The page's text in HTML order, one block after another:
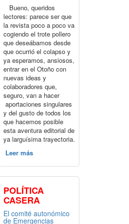
Bueno, queridos
lectores: parece ser que
la revista poco a poco va
cogiendo el trote pollero
que deseábamos desde
que ocurrió el colapso y
ya esperamos, ansiosos,
entrar en el Otoño con
nuevas ideas y
colaboradores que,
seguro, van a hacer
aportaciones singulares
y del gusto de todos los
que hacemos posible
esta aventura editorial de
ya larguísima trayectoria.
Leer más
POLÍTICA
CASERA
El comité autonómico
de Emergencias